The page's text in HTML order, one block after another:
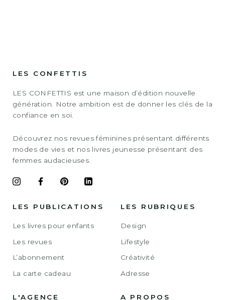
LES CONFETTIS
LES CONFETTIS est une maison d’édition nouvelle
génération. Notre ambition est de donner les clés de la
confiance en soi.
Découvrez nos revues féminines présentant différents
modes de vies et nos livres jeunesse présentant des
femmes audacieuses.
LES PUBLICATIONS
Les livres pour enfants
Les revues
L’abonnement
La carte cadeau
LES RUBRIQUES
Design
Lifestyle
Créativité
Adresse
L'AGENCE A PROPOS